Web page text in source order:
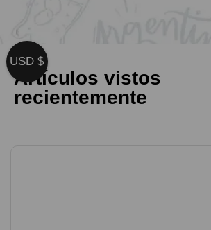
Artículos vistos
recientemente
USD $